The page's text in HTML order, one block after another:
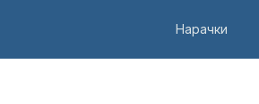
Нарачки